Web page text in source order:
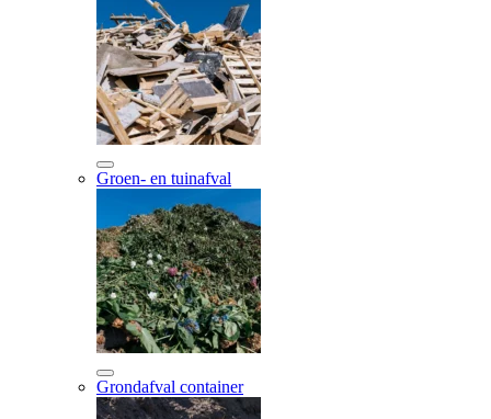
Groen- en tuinafval
Grondafval container